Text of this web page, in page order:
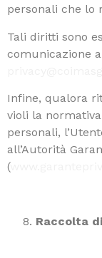
personali che lo
Tali diritti sono
comunicazione
Infine, qualora
violi la
personali,
all’Autorità
(
Raccolta